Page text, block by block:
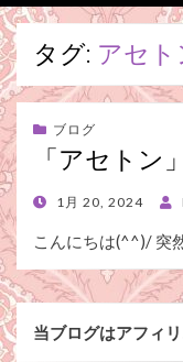
タグ: アセト
ブログ
「アセトン
POSTED
1月 20, 2024
こんにちは(^^)/ 突
当ブログはアフィ